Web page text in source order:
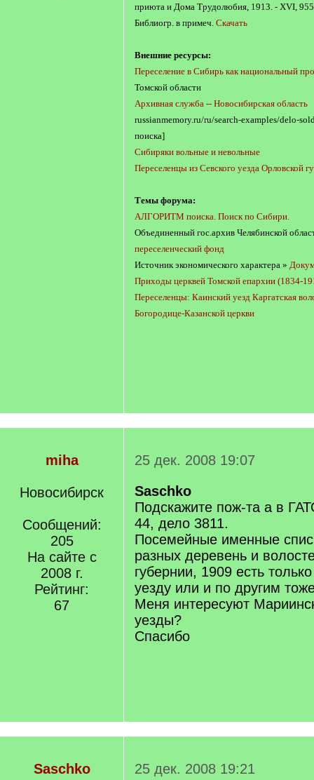
приюта и Дома Трудолюбия, 1913. - XVI,
Библиогр. в примеч. Скачать
Внешние ресурсы:
Переселение в Сибирь как национальный
Томской области
Архивная служба -- Новосибирская область
russianmemory.ru/ru/search-examples/delo-
поиска]
Сибиряки вольные и невольные
Переселенцы из Севского уезда Орловской
Темы форума:
АЛГОРИТМ поиска. Поиск по Сибири.
Объединенный гос.архив Челябинской
переселенческий фонд
Источник экономического характера »
Приходы церквей Томской епархии (1834-
Переселенцы: Каинский уезд Каргатская
Богородице-Казанской церкви
miha
Новосибирск
Сообщений:
205
На сайте с
2008 г.
Рейтинг:
67
25 дек. 2008 19:07
Saschko
Подскажите пож-та а в
44, дело 3811.
Посемейные именные
разных деревень и
губернии, 1909 есть
уезду или и по другим
Меня интересуют
уезды?
Спасибо
Saschko
25 дек. 2008 19:21